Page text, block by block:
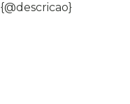
{@descricao}